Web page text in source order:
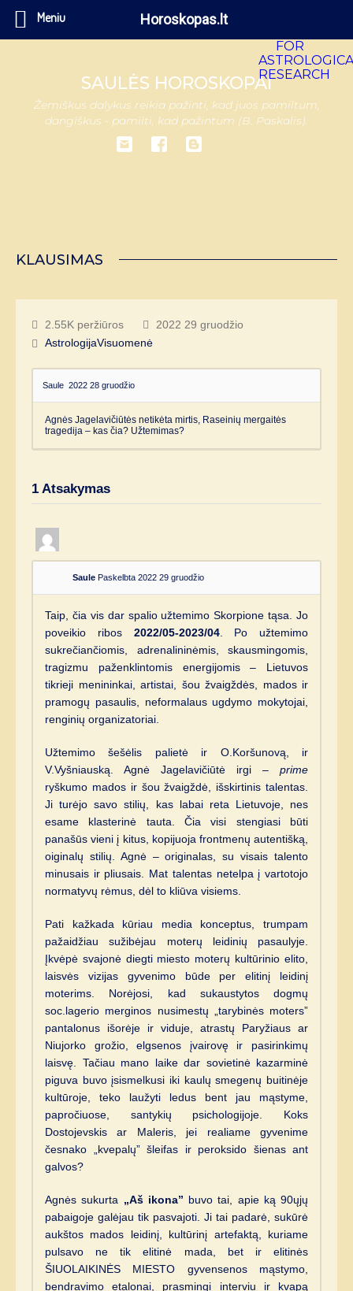
SAULĖS HOROSKOPAI
Žemiškus dalykus reikia pažinti, kad juos pamiltum,
dangiškus - pamilti, kad pažintum (B. Paskalis).
KLAUSIMAS
2.55K peržiūros
2022 29 gruodžio
AstrologijaVisuomenė
Saule 2022 28 gruodžio
Agnės Jagelavičiūtės netikėta mirtis, Raseinių mergaitės
tragedija – kas čia? Užtemimas?
1 Atsakymas
Saule Paskelbta 2022 29 gruodžio
Taip, čia vis dar spalio užtemimo Skorpione tąsa. Jo
poveikio ribos 2022/05-2023/04. Po užtemimo
sukrečiančiomis, adrenalininėmis, skausmingomis,
tragizmu paženklintomis energijomis – Lietuvos
tikrieji menininkai, artistai, šou žvaigždės, mados ir
pramogų pasaulis, neformalaus ugdymo mokytojai,
renginių organizatoriai.
Užtemimo šešėlis palietė ir O.Koršunovą, ir
V.Vyšniauską. Agnė Jagelavičiūtė irgi – prime
ryškumo mados ir šou žvaigždė, išskirtinis talentas.
Ji turėjo savo stilių, kas labai reta Lietuvoje, nes
esame klasterinė tauta. Čia visi stengiasi būti
panašūs vieni į kitus, kopijuoja frontmenų autentišką,
oiginalų stilių. Agnė – originalas, su visais talento
minusais ir pliusais. Mat talentas netelpa į vartotojo
normatyvų rėmus, dėl to kliūva visiems.
Pati kažkada kūriau media konceptus, trumpam
pažaidžiau sužibėjau moterų leidinių pasaulyje.
Įkvėpė svajonė diegti miesto moterų kultūrinio elito,
laisvės vizijas gyvenimo būde per elitinį leidinį
moterims. Norėjosi, kad sukaustytos dogmų
soc.lagerio merginos nusimestų „tarybinės moters”
pantalonus išorėje ir viduje, atrastų Paryžiaus ar
Niujorko grožio, elgsenos įvairovę ir pasirinkimų
laisvę. Tačiau mano laike dar sovietinė kazarminė
piguva buvo įsismelkusi iki kaulų smegenų buitinėje
kultūroje, teko laužyti ledus bent jau mąstyme,
papročiuose, santykių psichologijoje. Koks
Dostojevskis ar Maleris, jei realiame gyvenime
česnako „kvepalų” šleifas ir peroksido šienas ant
galvos?
Agnės sukurta „Aš ikona” buvo tai, apie ką 90ųjų
pabaigoje galėjau tik pasvajoti. Ji tai padarė, sukūrė
aukštos mados leidinį, kultūrinį artefaktą, kuriame
pulsavo ne tik elitinė mada, bet ir elitinės
ŠIUOLAIKINĖS MIESTO gyvensenos mąstymo,
bendravimo etalonai, prasmingi interviu ir kvapą
Meniu Horoskopas.lt